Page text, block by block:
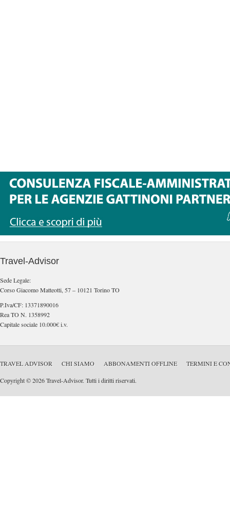
Travel-Advisor
Sede Legale:
Corso Giacomo Matteotti, 57 – 10121 Torino TO
P.Iva/CF: 13371890016
Rea TO N. 1358992
Capitale sociale 10.000€ i.v.
TRAVEL ADVISOR CHI SIAMO ABBONAMENTI OFFLINE TERMINI E
Copyright © 2026 Travel-Advisor. Tutti i diritti riservati.